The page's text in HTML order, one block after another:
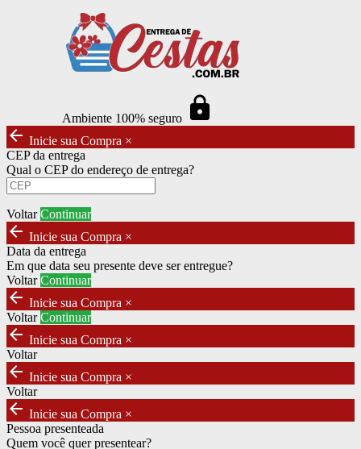
Ambiente 100% seguro https
arrow_back Inicie sua Compra ×
CEP da entrega
Qual o CEP do endereço de entrega?
Voltar Continuar
arrow_back Inicie sua Compra ×
Data da entrega
Em que data seu presente deve ser entregue?
Voltar Continuar
arrow_back Inicie sua Compra ×
Voltar Continuar
arrow_back Inicie sua Compra ×
Voltar
arrow_back Inicie sua Compra ×
Voltar
arrow_back Inicie sua Compra ×
Pessoa presenteada
Quem você quer presentear?